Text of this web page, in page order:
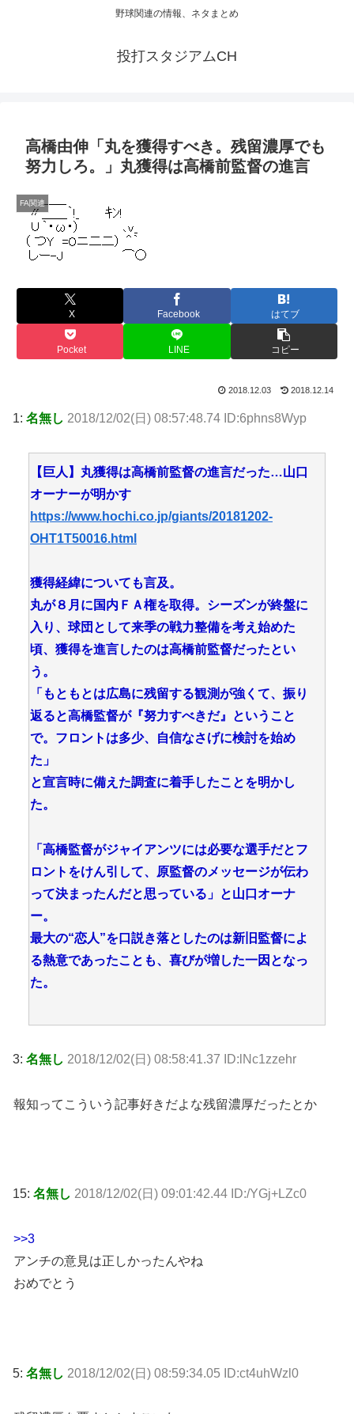
野球関連の情報、ネタまとめ
投打スタジアムCH
高橋由伸「丸を獲得すべき。残留濃厚でも
努力しろ。」丸獲得は高橋前監督の進言
FA関連
X Facebook はてブ
Pocket LINE コピー
2018.12.03 2018.12.14
1: 名無し 2018/12/02(日) 08:57:48.74 ID:6phns8Wyp
【巨人】丸獲得は高橋前監督の進言だった…山口
オーナーが明かす
https://www.hochi.co.jp/giants/20181202-
OHT1T50016.html
獲得経緯についても言及。
丸が８月に国内ＦＡ権を取得。シーズンが終盤に
入り、球団として来季の戦力整備を考え始めた
頃、獲得を進言したのは高橋前監督だったとい
う。
「もともとは広島に残留する観測が強くて、振り
返ると高橋監督が『努力すべきだ』ということ
で。フロントは多少、自信なさげに検討を始め
た」
と宣言時に備えた調査に着手したことを明かし
た。
「高橋監督がジャイアンツには必要な選手だとフ
ロントをけん引して、原監督のメッセージが伝わ
って決まったんだと思っている」と山口オーナ
ー。
最大の“恋人”を口説き落としたのは新旧監督によ
る熱意であったことも、喜びが増した一因となっ
た。
3: 名無し 2018/12/02(日) 08:58:41.37 ID:lNc1zzehr
報知ってこういう記事好きだよな残留濃厚だったとか
15: 名無し 2018/12/02(日) 09:01:42.44 ID:/YGj+LZc0
>>3
アンチの意見は正しかったんやね
おめでとう
5: 名無し 2018/12/02(日) 08:59:34.05 ID:ct4uhWzl0